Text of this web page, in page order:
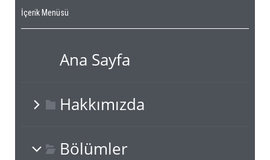
İçerik Menüsü
Ana Sayfa
Hakkımızda
Bölümler